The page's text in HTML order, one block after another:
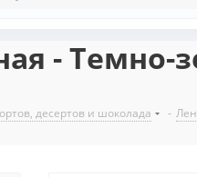
- Темно-
десертов и шоколада -